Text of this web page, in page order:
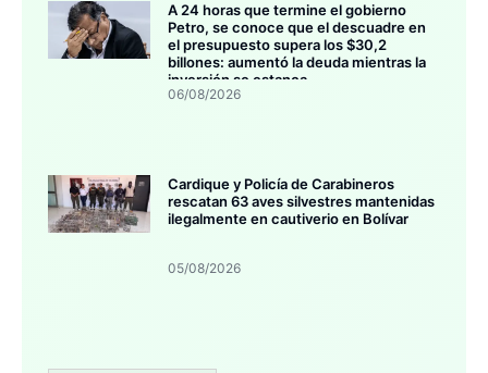
A 24 horas que termine el gobierno
Petro, se conoce que el descuadre en
el presupuesto supera los $30,2
billones: aumentó la deuda mientras la
inversión se estanca
06/08/2026
Cardique y Policía de Carabineros
rescatan 63 aves silvestres mantenidas
ilegalmente en cautiverio en Bolívar
05/08/2026